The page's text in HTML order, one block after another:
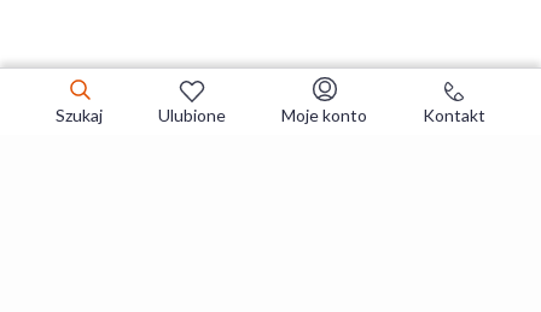
Szukaj Ulubione Moje konto Kontakt